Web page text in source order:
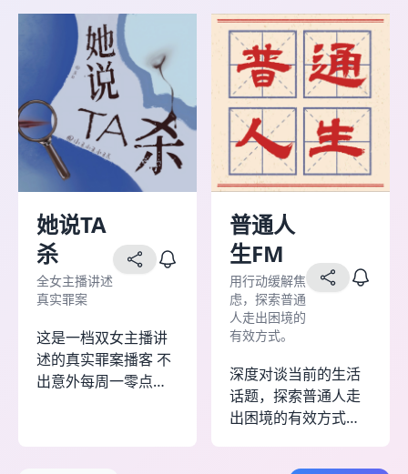
会找到自己的“无限向
上”。 联系邮箱：
wuxianxiangshang@163.com
（投
稿、树洞、合作） 欢
迎大家投稿哦！ 主
播： 无限：纸质书、
推理小说重度爱好
者，杂学派，养成系
主播来勇闯播客圈，
社交媒体账号@隐于
书后
她说TA
杀
全女主播讲述
真实罪案
这是一档双女主播讲
述的真实罪案播客 不
出意外每周一零点更
普通人
生FM
用行动缓解焦
虑，探索普通
人走出困境的
有效方式。
深度对谈当前的生活
话题，探索普通人走
出困境的有效方式。